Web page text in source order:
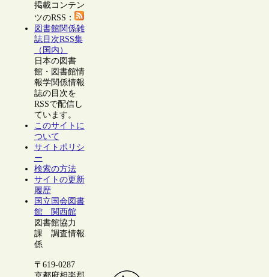
掲載コンテン
ツのRSS：
図書館関係雑
誌目次RSS集
（国内）
日本の図書
館・図書館情
報学関係情報
誌の目次を
RSSで配信し
ています。
このサイトに
ついて
サイトポリシ
ー
検索の方法
サイトの更新
履歴
国立国会図書
館 関西館
図書館協力
課 調査情報
係
〒619-0287